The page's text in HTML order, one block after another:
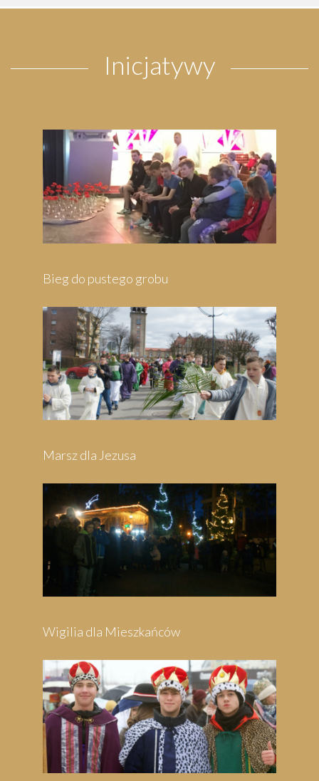
Inicjatywy
Bieg do pustego grobu
Marsz dla Jezusa
Wigilia dla Mieszkańców